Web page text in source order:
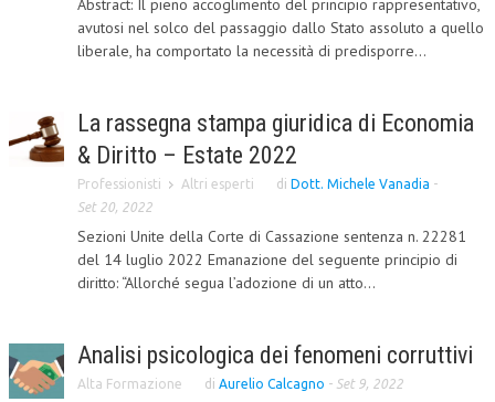
CORSI CE.S.E.D.
DIVENTA SOCIO
BROCHURE CE.S.E.D.
LA RIVISTA
COMITATO SCIENTIFICO
REDAZIONE
Abstract: Il pieno accoglimento del principio rappresentativo,
avutosi nel solco del passaggio dallo Stato assoluto a quello
liberale, ha comportato la necessità di predisporre...
La rassegna stampa giuridica di Economia
& Diritto – Estate 2022
Professionisti Altri esperti di Dott. Michele Vanadia -
Set 20, 2022
Sezioni Unite della Corte di Cassazione sentenza n. 22281
del 14 luglio 2022 Emanazione del seguente principio di
diritto: “Allorché segua l’adozione di un atto...
Analisi psicologica dei fenomeni corruttivi
Alta Formazione di Aurelio Calcagno - Set 9, 2022